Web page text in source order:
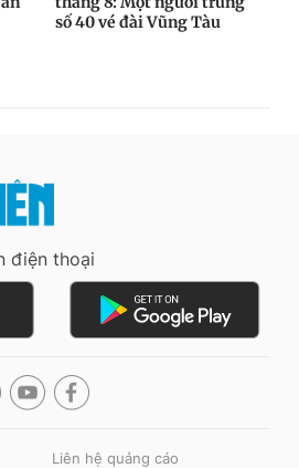
điện thoại
Liên hệ quảng cáo